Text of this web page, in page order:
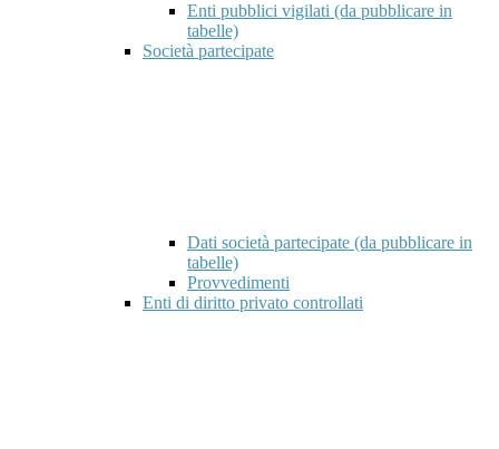
Enti pubblici vigilati (da pubblicare in
tabelle)
Società partecipate
Dati società partecipate (da pubblicare in
tabelle)
Provvedimenti
Enti di diritto privato controllati